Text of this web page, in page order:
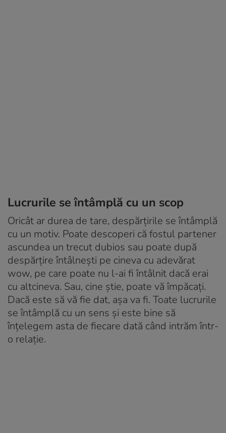
Lucrurile se întâmplă cu un scop
Oricât ar durea de tare, despărțirile se întâmplă
cu un motiv. Poate descoperi că fostul partener
ascundea un trecut dubios sau poate după
despărțire întâlnești pe cineva cu adevărat
wow, pe care poate nu l-ai fi întâlnit dacă erai
cu altcineva. Sau, cine știe, poate vă împăcați.
Dacă este să vă fie dat, așa va fi. Toate lucrurile
se întâmplă cu un sens și este bine să
înțelegem asta de fiecare dată când intrăm într-
o relație.